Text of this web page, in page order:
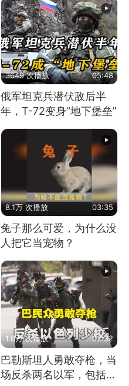
3649 次播放 05:48
俄军坦克兵潜伏敌后半
年，T-72变身“地下堡垒”
8.1万 次播放 03:35
兔子那么可爱，为什么没
人把它当宠物？
1.8万 次播放 02:32
巴勒斯坦人勇敢夺枪，当
场反杀两名以军，包括一